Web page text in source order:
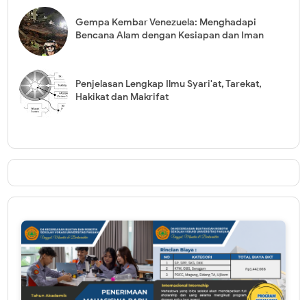
Gempa Kembar Venezuela: Menghadapi
Bencana Alam dengan Kesiapan dan Iman
Penjelasan Lengkap Ilmu Syari'at, Tarekat,
Hakikat dan Makrifat